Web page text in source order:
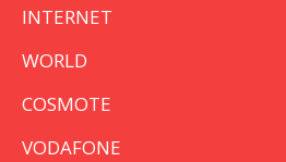
INTERNET
WORLD
COSMOTE
VODAFONE